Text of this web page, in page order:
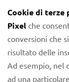
Cookie di terze
Pixel che
conversioni che
risultato delle
Ad esempio, nel
ad una